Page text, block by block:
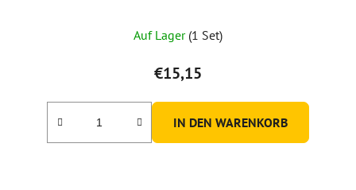
Auf Lager (1 Set)
€15,15
IN DEN WARENKORB